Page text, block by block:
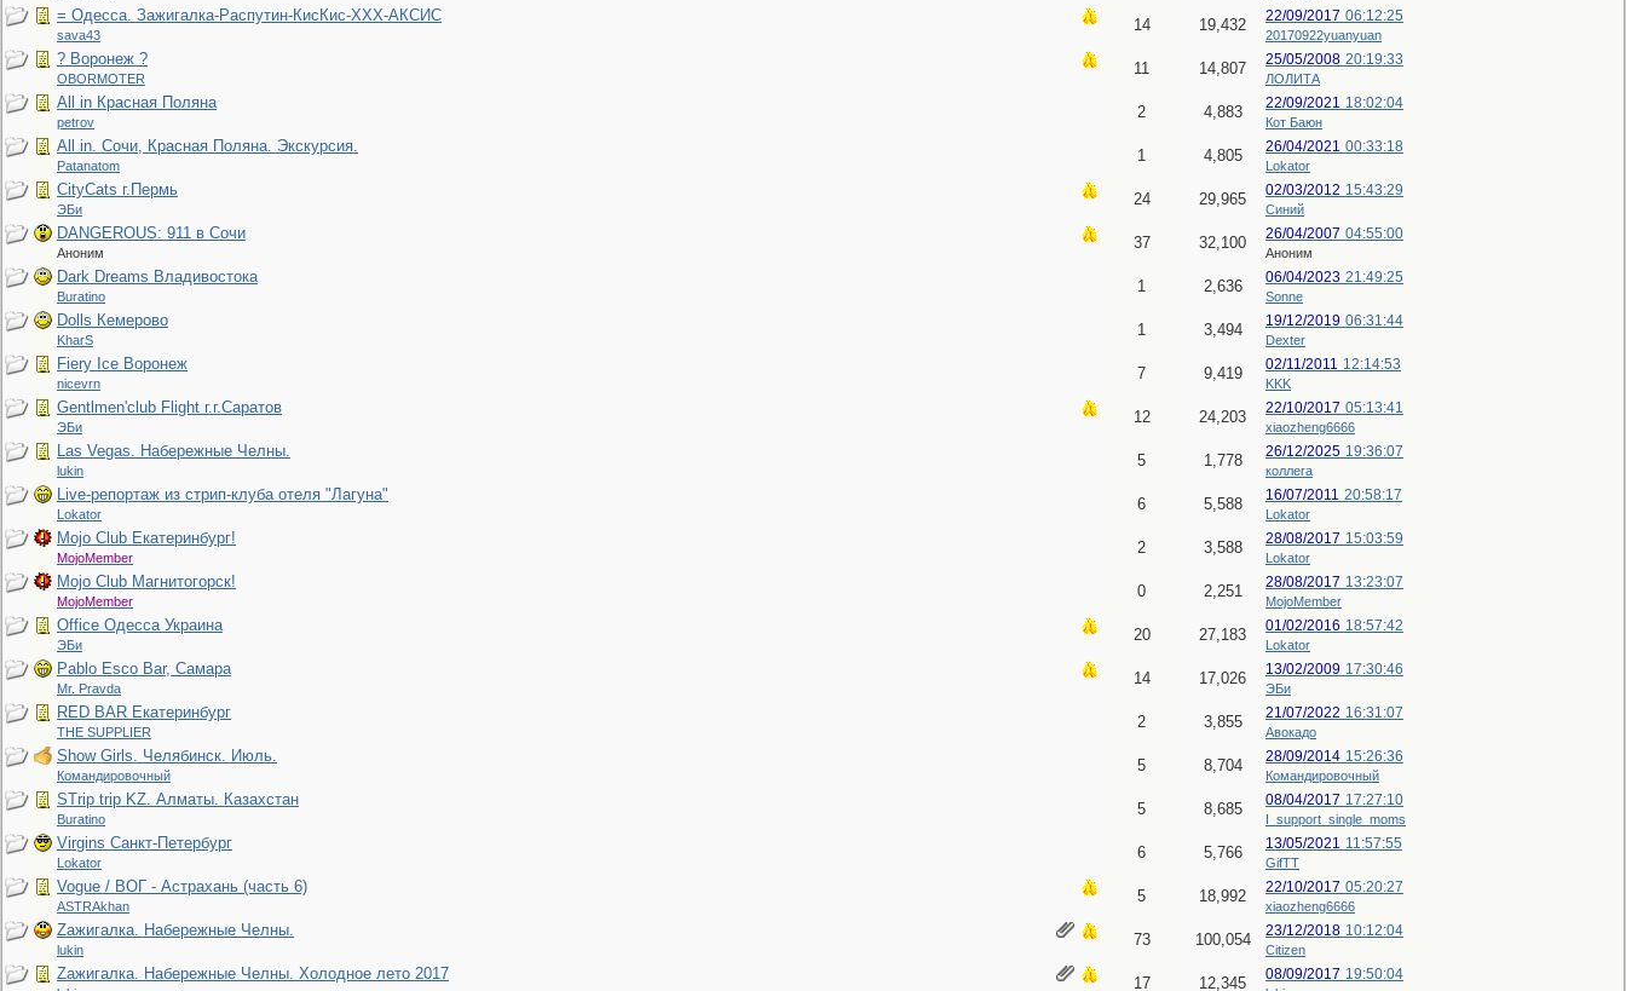
= Одесса. Зажигалка-Распутин-КисКис-ХХХ-АКСИС
sava43
14 19,432 22/09/2017 06:12:25
20170922yuanyuan
? Воронеж ?
OBORMOTER
11 14,807 25/05/2008 20:19:33
ЛОЛИТА
All in Красная Поляна
petrov
2 4,883 22/09/2021 18:02:04
Кот Баюн
All in. Сочи, Красная Поляна. Экскурсия.
Patanatom
1 4,805 26/04/2021 00:33:18
Lokator
CityCats г.Пермь
ЭБи
24 29,965 02/03/2012 15:43:29
Синий
DANGEROUS: 911 в Сочи
Аноним
37 32,100 26/04/2007 04:55:00
Аноним
Dark Dreams Владивостока
Buratino
1 2,636 06/04/2023 21:49:25
Sonne
Dolls Кемерово
KharS
1 3,494 19/12/2019 06:31:44
Dexter
Fiery Ice Воронеж
nicevrn
7 9,419 02/11/2011 12:14:53
KKK
Gentlmen'club Flight г.г.Саратов
ЭБи
12 24,203 22/10/2017 05:13:41
xiaozheng6666
Las Vegas. Набережные Челны.
lukin
5 1,778 26/12/2025 19:36:07
коллега
Live-репортаж из стрип-клуба отеля "Лагуна"
Lokator
6 5,588 16/07/2011 20:58:17
Lokator
Mojo Club Екатеринбург!
MojoMember
2 3,588 28/08/2017 15:03:59
Lokator
Mojo Club Магнитогорск!
MojoMember
0 2,251 28/08/2017 13:23:07
MojoMember
Office Одесса Украина
ЭБи
20 27,183 01/02/2016 18:57:42
Lokator
Pablo Esco Bar, Самара
Mr. Pravda
14 17,026 13/02/2009 17:30:46
ЭБи
RED BAR Екатеринбург
THE SUPPLIER
2 3,855 21/07/2022 16:31:07
Авокадо
Show Girls. Челябинск. Июль.
Командировочный
5 8,704 28/09/2014 15:26:36
Командировочный
STrip trip KZ. Алматы. Казахстан
Buratino
5 8,685 08/04/2017 17:27:10
I_support_single_moms
Virgins Санкт-Петербург
Lokator
6 5,766 13/05/2021 11:57:55
GifTT
Vogue / ВОГ - Астрахань (часть 6)
ASTRAkhan
5 18,992 22/10/2017 05:20:27
xiaozheng6666
Zaжигалка. Набережные Челны.
lukin
73 100,054 23/12/2018 10:12:04
Citizen
Zaжигалка. Набережные Челны. Холодное лето 2017
17 12,345 08/09/2017 19:50:04